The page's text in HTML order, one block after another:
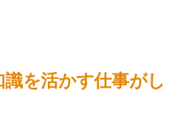
を活かす仕事がし